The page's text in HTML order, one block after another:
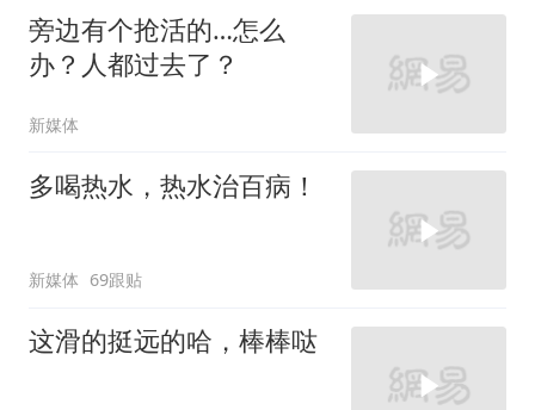
旁边有个抢活的…怎么
办？人都过去了？
新媒体
多喝热水，热水治百病！
新媒体 69跟贴
这滑的挺远的哈，棒棒哒